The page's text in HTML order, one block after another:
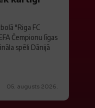
"Riga FC
Čempionu līgas
spēli Dānijā
05. augusts 2026.